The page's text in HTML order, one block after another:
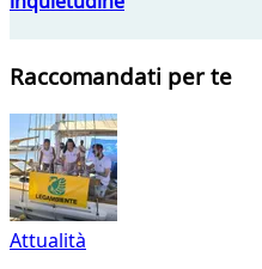
Raccomandati per te
Attualità